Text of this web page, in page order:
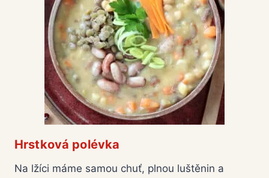
Hrstková polévka
Na lžíci máme samou chuť, plnou luštěnin a